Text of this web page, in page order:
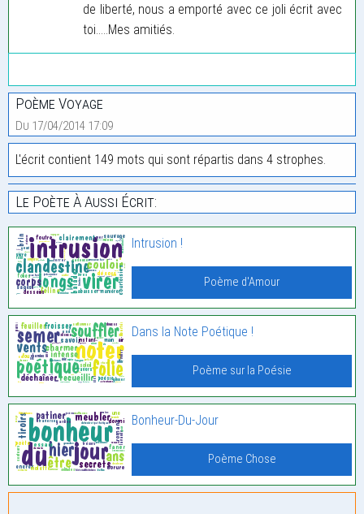
de liberté, nous a emporté avec ce joli écrit avec
toi.....Mes amitiés.
Poème Voyage
Du 17/04/2014 17:09
L'écrit contient 149 mots qui sont répartis dans 4 strophes.
Le Poète À Aussi Écrit:
Intrusion !
Poème d'Amour
Dans la Note Poétique !
Poème sur la Poésie
Bonheur-Du-Jour
Poème Chose